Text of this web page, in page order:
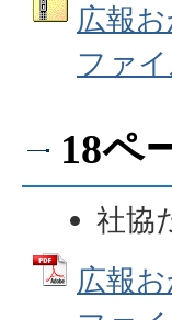
広報
ファ
18ペ
社協
広報